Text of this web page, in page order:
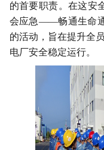
的首要职责。在这安
会应急——畅通生命
的活动，旨在提升全
电厂安全稳定运行。